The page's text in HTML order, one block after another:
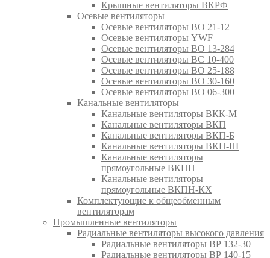
Крышные вентиляторы ВКРФ
Осевые вентиляторы
Осевые вентиляторы ВО 21-12
Осевые вентиляторы YWF
Осевые вентиляторы ВО 13-284
Осевые вентиляторы ВС 10-400
Осевые вентиляторы ВО 25-188
Осевые вентиляторы ВО 30-160
Осевые вентиляторы ВО 06-300
Канальные вентиляторы
Канальные вентиляторы ВКК-М
Канальные вентиляторы ВКП
Канальные вентиляторы ВКП-Б
Канальные вентиляторы ВКП-Ш
Канальные вентиляторы
прямоугольные ВКПН
Канальные вентиляторы
прямоугольные ВКПН-КХ
Комплектующие к общеобменным
вентиляторам
Промышленные вентиляторы
Радиальные вентиляторы высокого давления
Радиальные вентиляторы ВР 132-30
Радиальные вентиляторы ВР 140-15